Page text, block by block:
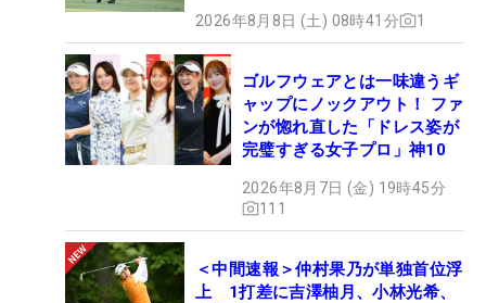
2026年8月8日 (土) 08時41分 1
ゴルフウェアとは一味違うギ
ャップにノックアウト！ ファ
ンが惚れ直した「ドレス姿が
完璧すぎる女子プロ」神10
2026年8月7日 (金) 19時45分
111
＜中間速報＞仲村果乃が単独首位浮
上 1打差に吉澤柚月、小林光希、